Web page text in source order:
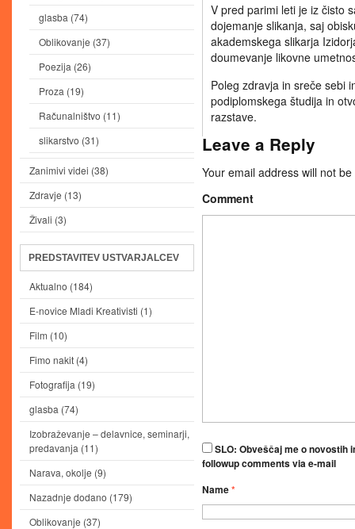
glasba (74)
Oblikovanje (37)
Poezija (26)
Proza (19)
Računalništvo (11)
slikarstvo (31)
Zanimivi videi (38)
Zdravje (13)
Živali (3)
PREDSTAVITEV USTVARJALCEV
Aktualno (184)
E-novice Mladi Kreativisti (1)
Film (10)
Fimo nakit (4)
Fotografija (19)
glasba (74)
Izobraževanje – delavnice, seminarji,
predavanja (11)
Narava, okolje (9)
Nazadnje dodano (179)
Oblikovanje (37)
V pred parimi leti je iz čisto
dojemanje slikanja, saj
akademskega slikarja
doumevanje likovne
Poleg zdravja in sreče sebi
podiplomskega študija in
razstave.
Leave a Reply
Your email address will not
Comment
SLO: Obveščaj me o novostih
followup comments via e-mail
Name*